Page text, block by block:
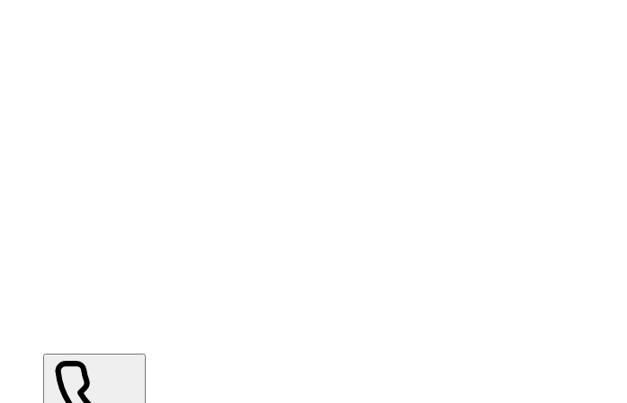
Wow Boxпо запросу